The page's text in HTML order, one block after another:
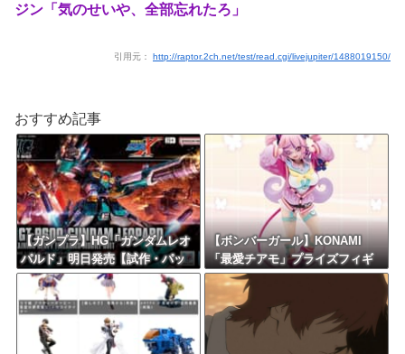
ジン「気のせいや、全部忘れたろ」
引用元： http://raptor.2ch.net/test/read.cgi/livejupiter/1488019150/
おすすめ記事
【ガンプラ】HG「ガンダムレオ
パルド」明日発売【試作・パッ
ケージ画像追加】
【ボンバーガール】KONAMI
「最愛チアモ」プライズフィギ
ュア【彩色原型公開】